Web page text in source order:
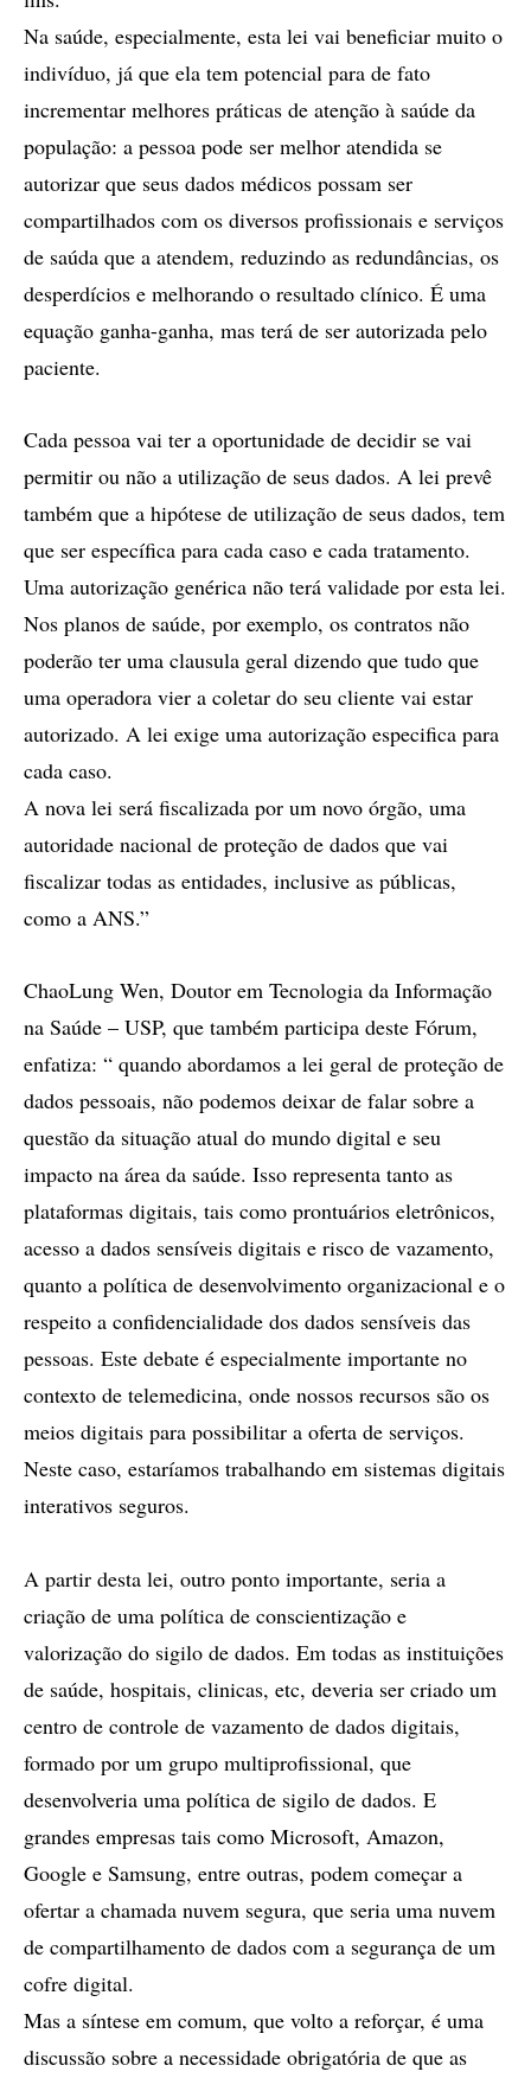
Na saúde, especialmente, esta lei vai beneficiar muito o
indivíduo, já que ela tem potencial para de fato
incrementar melhores práticas de atenção à saúde da
população: a pessoa pode ser melhor atendida se
autorizar que seus dados médicos possam ser
compartilhados com os diversos profissionais e serviços
de saúda que a atendem, reduzindo as redundâncias, os
desperdícios e melhorando o resultado clínico. É uma
equação ganha-ganha, mas terá de ser autorizada pelo
paciente.
Cada pessoa vai ter a oportunidade de decidir se vai
permitir ou não a utilização de seus dados. A lei prevê
também que a hipótese de utilização de seus dados, tem
que ser específica para cada caso e cada tratamento.
Uma autorização genérica não terá validade por esta lei.
Nos planos de saúde, por exemplo, os contratos não
poderão ter uma clausula geral dizendo que tudo que
uma operadora vier a coletar do seu cliente vai estar
autorizado. A lei exige uma autorização especifica para
cada caso.
A nova lei será fiscalizada por um novo órgão, uma
autoridade nacional de proteção de dados que vai
fiscalizar todas as entidades, inclusive as públicas,
como a ANS.”
ChaoLung Wen, Doutor em Tecnologia da Informação
na Saúde – USP, que também participa deste Fórum,
enfatiza: “ quando abordamos a lei geral de proteção de
dados pessoais, não podemos deixar de falar sobre a
questão da situação atual do mundo digital e seu
impacto na área da saúde. Isso representa tanto as
plataformas digitais, tais como prontuários eletrônicos,
acesso a dados sensíveis digitais e risco de vazamento,
quanto a política de desenvolvimento organizacional e o
respeito a confidencialidade dos dados sensíveis das
pessoas. Este debate é especialmente importante no
contexto de telemedicina, onde nossos recursos são os
meios digitais para possibilitar a oferta de serviços.
Neste caso, estaríamos trabalhando em sistemas digitais
interativos seguros.
A partir desta lei, outro ponto importante, seria a
criação de uma política de conscientização e
valorização do sigilo de dados. Em todas as instituições
de saúde, hospitais, clinicas, etc, deveria ser criado um
centro de controle de vazamento de dados digitais,
formado por um grupo multiprofissional, que
desenvolveria uma política de sigilo de dados. E
grandes empresas tais como Microsoft, Amazon,
Google e Samsung, entre outras, podem começar a
ofertar a chamada nuvem segura, que seria uma nuvem
de compartilhamento de dados com a segurança de um
cofre digital.
Mas a síntese em comum, que volto a reforçar, é uma
discussão sobre a necessidade obrigatória de que as